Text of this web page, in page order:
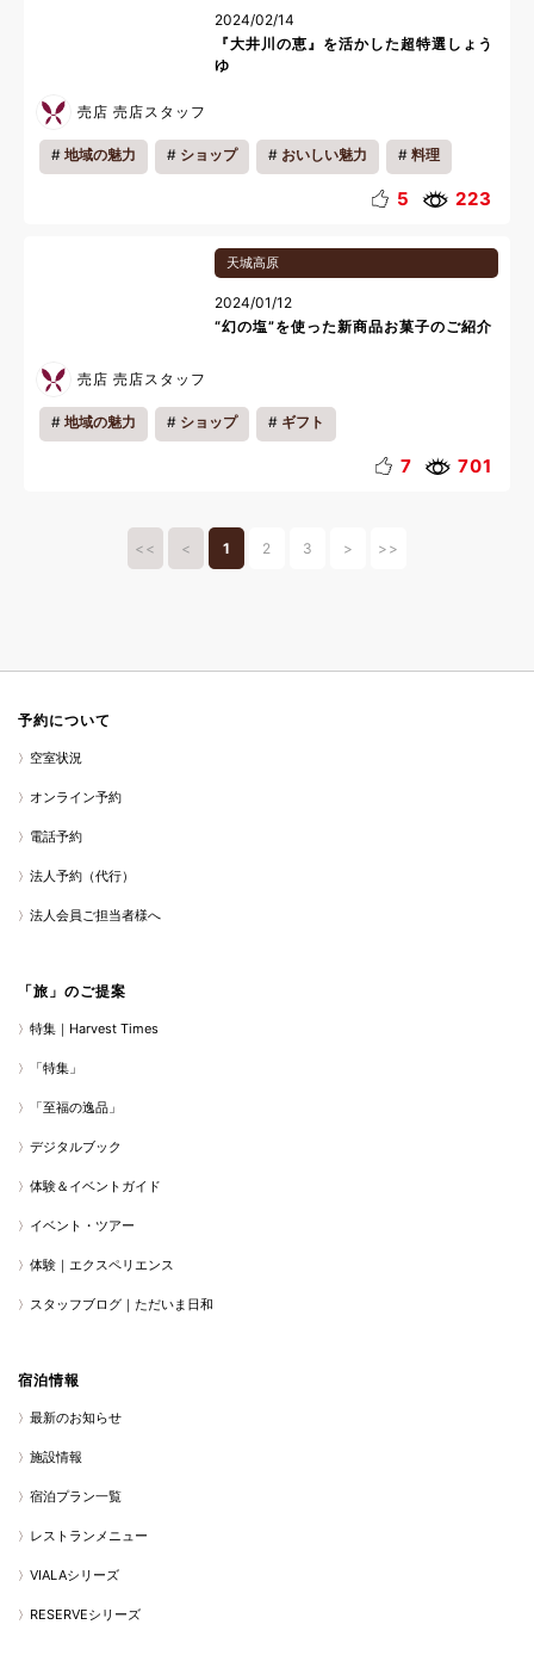
2024/02/14
『大井川の恵』を活かした超特選しょう
ゆ
売店 売店スタッフ
地域の魅力 ショップ おいしい魅力 料理
5 223
天城高原
2024/01/12
“幻の塩”を使った新商品お菓子のご紹介
売店 売店スタッフ
地域の魅力 ショップ ギフト
7 701
<< < 1 2 3 > >>
予約について
空室状況
オンライン予約
電話予約
法人予約（代行）
法人会員ご担当者様へ
「旅」のご提案
特集｜Harvest Times
「特集」
「至福の逸品」
デジタルブック
体験＆イベントガイド
イベント・ツアー
体験｜エクスペリエンス
スタッフブログ｜ただいま日和
宿泊情報
最新のお知らせ
施設情報
宿泊プラン一覧
レストランメニュー
VIALAシリーズ
RESERVEシリーズ